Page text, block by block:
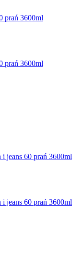
prań 3600ml
prań 3600ml
jeans 60 prań 3600ml
jeans 60 prań 3600ml